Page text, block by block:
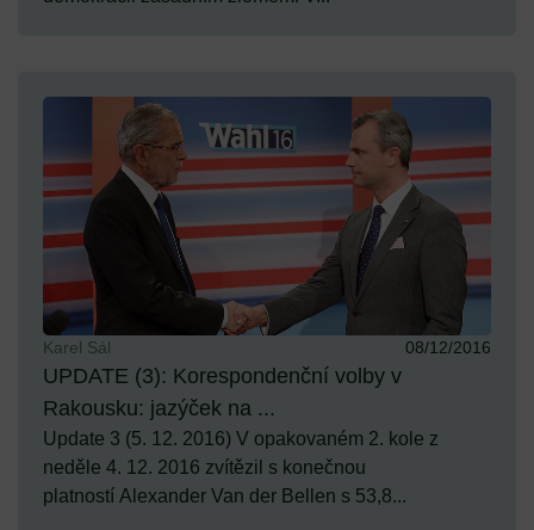
Karel Sál 08/12/2016
UPDATE (3): Korespondenční volby v
Rakousku: jazýček na ...
Update 3 (5. 12. 2016) V opakovaném 2. kole z
neděle 4. 12. 2016 zvítězil s konečnou
platností Alexander Van der Bellen s 53,8...